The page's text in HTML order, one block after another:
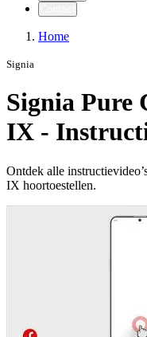
Home
Signia
Signia Pure
IX -
Ontdek alle
IX hoortoestellen.